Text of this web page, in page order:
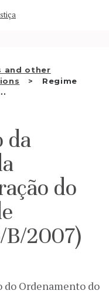
and other
Regime
da
do
2007)
do Ordenamento do